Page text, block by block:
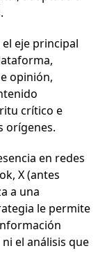
eje principal
opinión,
crítico e
orígenes.
en redes
X (antes
a una
le permite
el análisis que